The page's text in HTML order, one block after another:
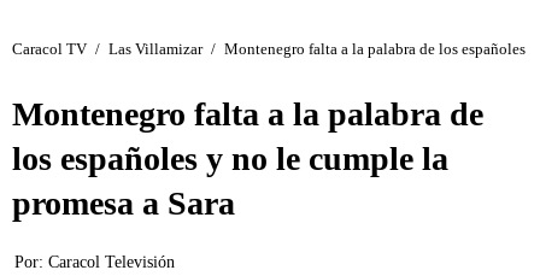
Caracol TV / Las Villamizar / Montenegro falta a la palabra de los españoles
Montenegro falta a la palabra de
los españoles y no le cumple la
promesa a Sara
Por: Caracol Televisión